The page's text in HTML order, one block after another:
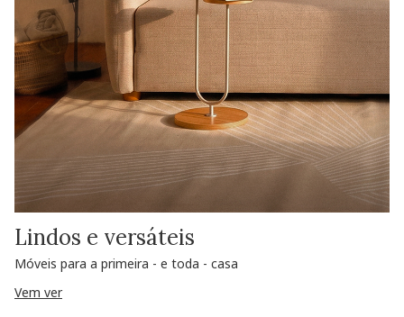
Lindos e versáteis
Móveis para a primeira - e toda - casa
Vem ver